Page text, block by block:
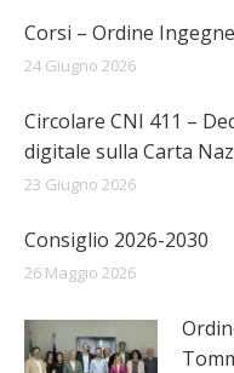
Corsi – Ordine
24 Giugno 2026
Circolare CNI 411 –
digitale sulla Carta
23 Giugno 2026
Consiglio 2026-2030
26 Maggio 2026